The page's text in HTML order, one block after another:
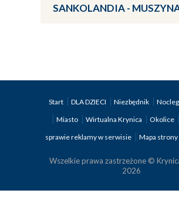
SANKOLANDIA -
Start DLA DZIECI Niezbędnik
Miasto
Wirtualna Krynica Okolice
sprawie reklamy w serwisie
Mapa strony
Wszelkie prawa zastrzeżone ©
2026